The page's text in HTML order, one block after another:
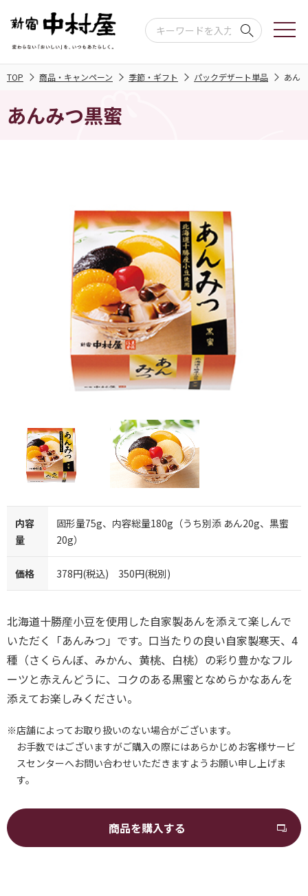
TOP 商品・キャンペーン 季節・ギフト パックデザート単品 あん
あんみつ黒蜜
内容
量
固形量75g、内容総量180g（うち別添 あん20g、黒蜜
20g）
価格 378円(税込) 350円(税別)
北海道十勝産小豆を使用した自家製あんを添えて楽しんで
いただく「あんみつ」です。口当たりの良い自家製寒天、4
種（さくらんぼ、みかん、黄桃、白桃）の彩り豊かなフル
ーツと赤えんどうに、コクのある黒蜜となめらかなあんを
添えてお楽しみください。
※店舗によってお取り扱いのない場合がございます。
お手数ではございますがご購入の際にはあらかじめお客様サービ
スセンターへお問い合わせいただきますようお願い申し上げま
す。
商品を購入する